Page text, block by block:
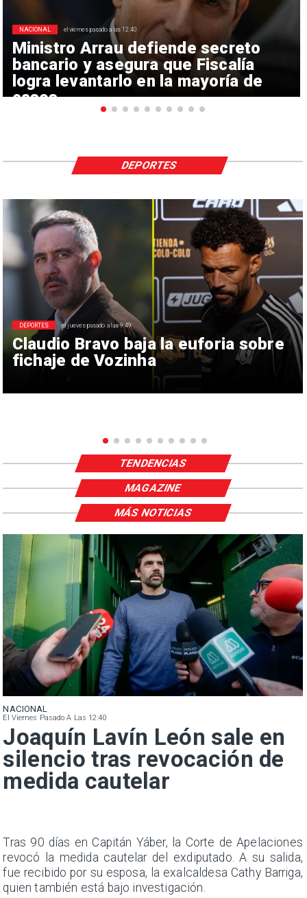
Ministro Arrau defiende secreto
bancario y asegura que Fiscalía
logra levantarlo en la mayoría de
casos
NACIONAL el viernes pasado a las 12:40
Claudio Bravo baja la euforia sobre
fichaje de Vozinha
DEPORTES el jueves pasado a las 9:49
DEPORTES
TENDENCIAS
MAGAZINE
NACIONAL
El Viernes Pasado A Las 12:40
Joaquín Lavín León sale en
silencio tras revocación de
medida cautelar
Tras 90 días en Capitán Yáber, la Corte de Apelaciones
revocó la medida cautelar del exdiputado. A su salida,
fue recibido por su esposa, la exalcaldesa Cathy Barriga,
quien también está bajo investigación.
MÁS NOTICIAS